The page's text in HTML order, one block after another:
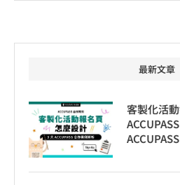
最新文章
客製化活